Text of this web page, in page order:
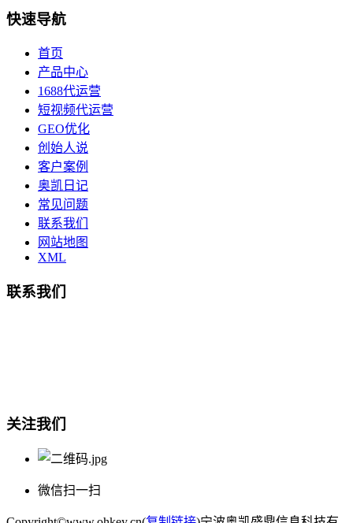
快速导航
首页
产品中心
1688代运营
短视频代运营
GEO优化
创始人说
客户案例
奥凯日记
常见问题
联系我们
网站地图
XML
联系我们
关注我们
微信扫一扫